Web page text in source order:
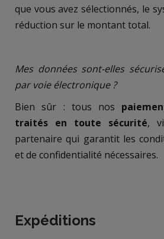
que vous avez sélectionnés, le
réduction sur le montant total.
Mes données sont-elles
par voie électronique ?
Bien sûr : tous nos
traités en toute sécurité,
partenaire qui garantit les
et de confidentialité nécessaires.
Expéditions